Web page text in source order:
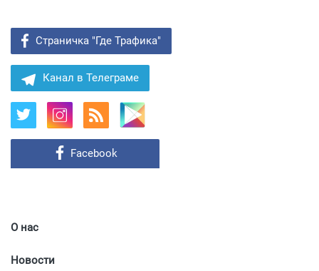
Страничка "Где Трафика"
Канал в Телеграме
О нас
Новости
Facebook